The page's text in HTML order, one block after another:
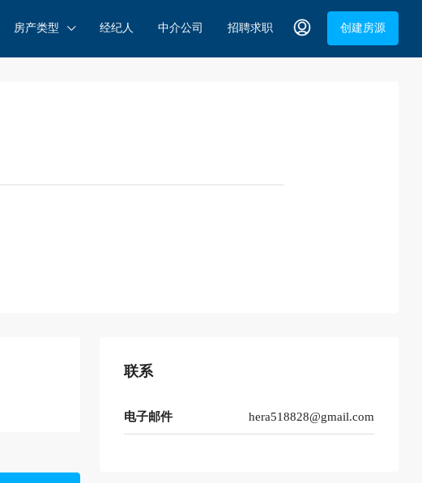
房产类型 经纪人 中介公司 招聘求职 创建房源
联系
电子邮件 hera518828@gmail.com